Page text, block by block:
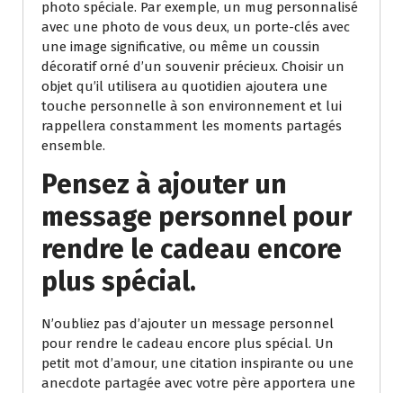
photo spéciale. Par exemple, un mug personnalisé
avec une photo de vous deux, un porte-clés avec
une image significative, ou même un coussin
décoratif orné d’un souvenir précieux. Choisir un
objet qu’il utilisera au quotidien ajoutera une
touche personnelle à son environnement et lui
rappellera constamment les moments partagés
ensemble.
Pensez à ajouter un
message personnel pour
rendre le cadeau encore
plus spécial.
N’oubliez pas d’ajouter un message personnel
pour rendre le cadeau encore plus spécial. Un
petit mot d’amour, une citation inspirante ou une
anecdote partagée avec votre père apportera une